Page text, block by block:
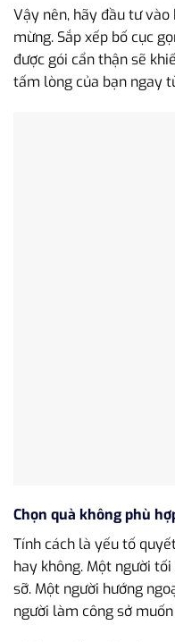
Vậy nên, hãy đầu tư
mừng. Sắp xếp bố cục
được gói cẩn thận sẽ
tấm lòng của bạn ngay
Chọn quà không phù
Tính cách là yếu tố
hay không. Một người
sỡ. Một người hướng
người làm công sở